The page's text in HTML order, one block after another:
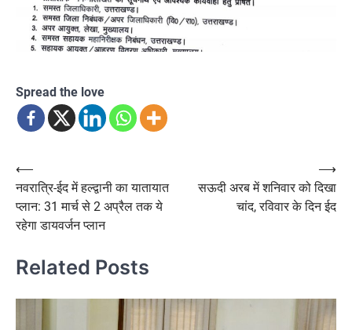
Spread the love
Post
navigation
⟵
नवरात्रि-ईद में हल्द्वानी का यातायात
प्लान: 31 मार्च से 2 अप्रैल तक ये
रहेगा डायवर्जन प्लान
सऊदी अरब में शनिवार को दिखा
चांद, रविवार के दिन ईद
⟶
Related Posts